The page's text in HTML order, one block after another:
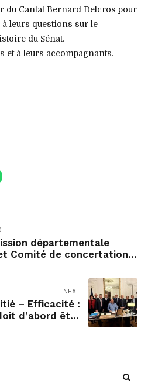
du Cantal Bernard Delcros pour
leurs questions sur le
du Sénat.
et à leurs accompagnants.
départementale
Comité de concertation
et au très haut débit
NEXT
– Efficacité :
d’abord être